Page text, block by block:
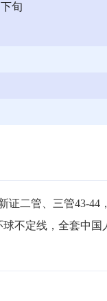
旬
证二管、三管43-44
球不定线，全套中